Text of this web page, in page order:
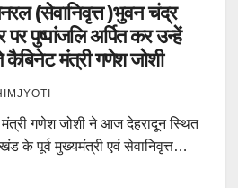
(सेवानिवृत्त )भुवन चंद्र
पर पुष्पांजलि अर्पित कर उन्हें
कैबिनेट मंत्री गणेश जोशी
गणेश जोशी ने आज देहरादून स्थित
के पूर्व मुख्यमंत्री एवं सेवानिवृत्त…